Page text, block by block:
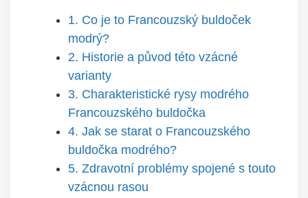
1. Co je to Francouzský buldoček
modrý?
2. Historie a původ této vzácné
varianty
3. Charakteristické rysy modrého
Francouzského buldočka
4. Jak se starat o Francouzského
buldočka modrého?
5. Zdravotní problémy spojené s touto
vzácnou rasou